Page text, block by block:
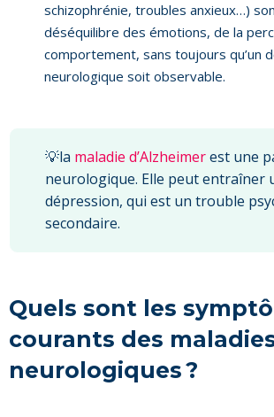
schizophrénie, troubles anxieux…)
déséquilibre des émotions, de la
comportement, sans toujours qu’un
neurologique soit observable.
💡la maladie d’Alzheimerest une
neurologique. Elle peut entraîner
dépression, qui est un trouble
secondaire.
Quels sont les
courants des
neurologiques ?